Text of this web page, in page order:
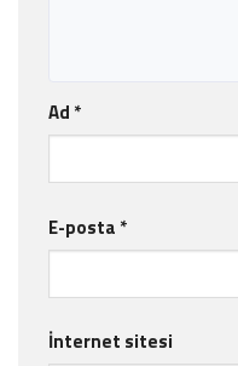
Ad *
E-posta *
İnternet sitesi